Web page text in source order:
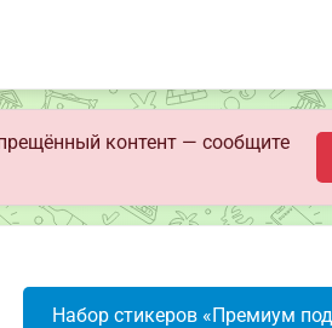
контент — сообщите
Набор стикеров «Премиум